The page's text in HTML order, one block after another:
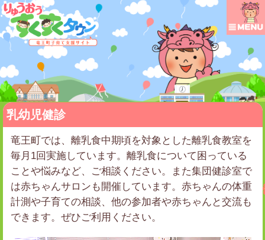
乳幼児健診
竜王町では、離乳食中期頃を対象とした離乳食教室を
毎月1回実施しています。離乳食について困っている
ことや悩みなど、ご相談ください。また集団健診室で
は赤ちゃんサロンも開催しています。赤ちゃんの体重
計測や子育ての相談、他の参加者や赤ちゃんと交流も
できます。ぜひご利用ください。